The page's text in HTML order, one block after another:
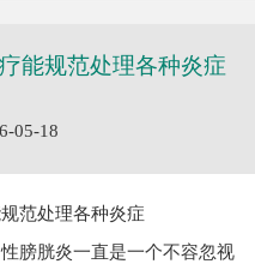
能规范处理各种炎症
05-18
范处理各种炎症
膀胱炎一直是一个不容忽视